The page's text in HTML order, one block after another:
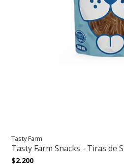
Tasty Farm
Tasty Farm Snacks - Tiras de
$2.200